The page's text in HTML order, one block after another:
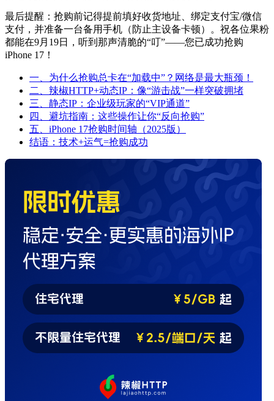
最后提醒：抢购前记得提前填好收货地址、绑定支付宝/微信
支付，并准备一台备用手机（防止主设备卡顿）。祝各位果粉
都能在9月19日，听到那声清脆的“叮”——您已成功抢购
iPhone 17！
一、为什么抢购总卡在“加载中”？网络是最大瓶颈！
二、辣椒HTTP+动态IP：像“游击战”一样突破拥堵
三、静态IP：企业级玩家的“VIP通道”
四、避坑指南：这些操作让你“反向抢购”
五、iPhone 17抢购时间轴（2025版）
结语：技术+运气=抢购成功